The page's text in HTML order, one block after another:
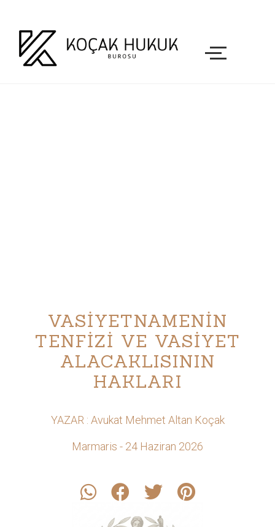
VASİYETNAMENİN
TENFİZİ VE VASİYET
ALACAKLISININ
HAKLARI
YAZAR : Avukat Mehmet Altan Koçak
Marmaris - 24 Haziran 2026